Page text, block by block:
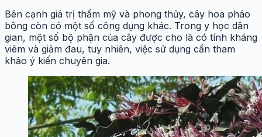
Bên cạnh giá trị thẩm mỹ và phong thủy, cây hoa pháo
bông còn có một số công dụng khác. Trong y học dân
gian, một số bộ phận của cây được cho là có tính kháng
viêm và giảm đau, tuy nhiên, việc sử dụng cần tham
khảo ý kiến chuyên gia.